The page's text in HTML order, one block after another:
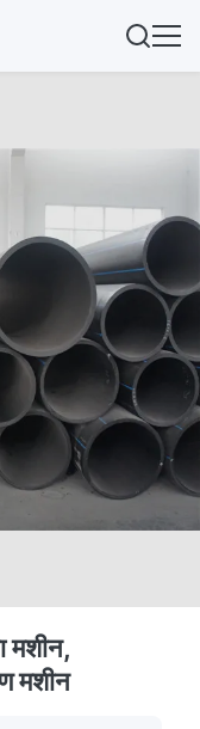
मशीन,
मशीन